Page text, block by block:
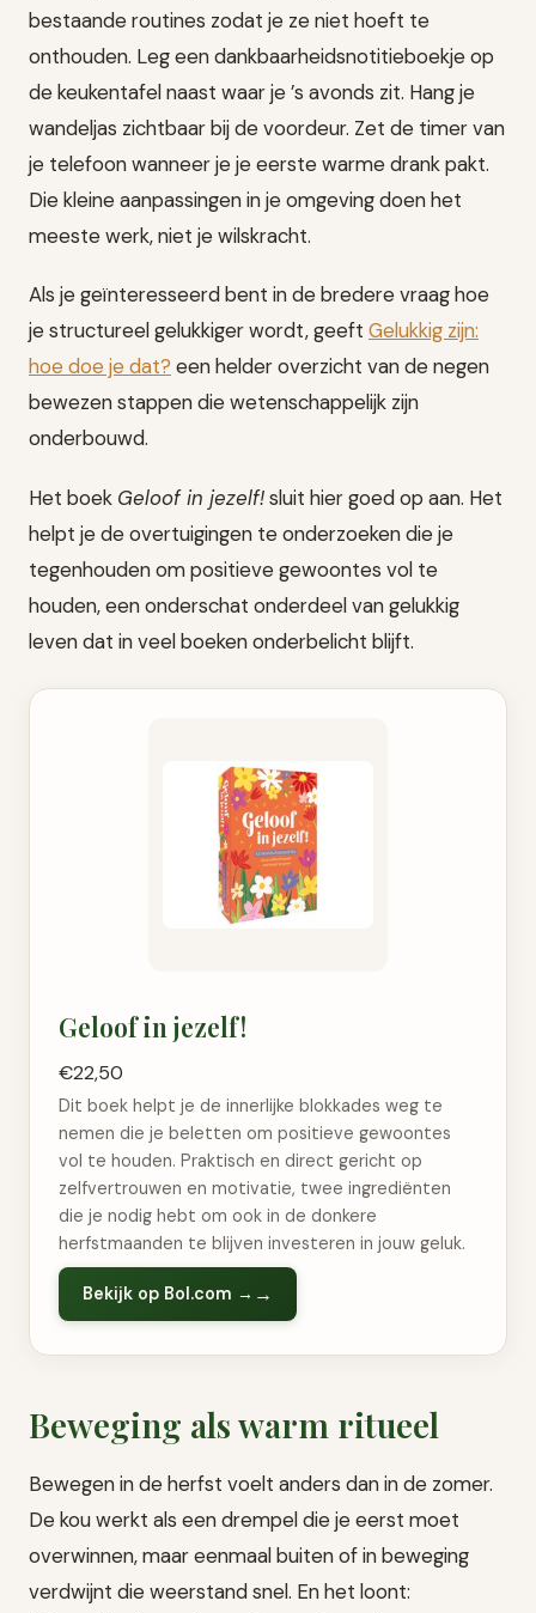
bestaande routines zodat je ze niet hoeft te
onthouden. Leg een dankbaarheidsnotitieboekje op
de keukentafel naast waar je ’s avonds zit. Hang je
wandeljas zichtbaar bij de voordeur. Zet de timer van
je telefoon wanneer je je eerste warme drank pakt.
Die kleine aanpassingen in je omgeving doen het
meeste werk, niet je wilskracht.
Als je geïnteresseerd bent in de bredere vraag hoe
je structureel gelukkiger wordt, geeft Gelukkig zijn:
hoe doe je dat? een helder overzicht van de negen
bewezen stappen die wetenschappelijk zijn
onderbouwd.
Het boek Geloof in jezelf!sluit hier goed op aan. Het
helpt je de overtuigingen te onderzoeken die je
tegenhouden om positieve gewoontes vol te
houden, een onderschat onderdeel van gelukkig
leven dat in veel boeken onderbelicht blijft.
Geloof in jezelf!
€22,50
Dit boek helpt je de innerlijke blokkades weg te
nemen die je beletten om positieve gewoontes
vol te houden. Praktisch en direct gericht op
zelfvertrouwen en motivatie, twee ingrediënten
die je nodig hebt om ook in de donkere
herfstmaanden te blijven investeren in jouw geluk.
Bekijk op Bol.com →
Beweging als warm ritueel
Bewegen in de herfst voelt anders dan in de zomer.
De kou werkt als een drempel die je eerst moet
overwinnen, maar eenmaal buiten of in beweging
verdwijnt die weerstand snel. En het loont: